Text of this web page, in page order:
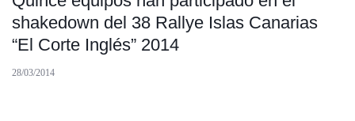
shakedown del 38 Rallye Islas Canarias
“El Corte Inglés” 2014
28/03/2014